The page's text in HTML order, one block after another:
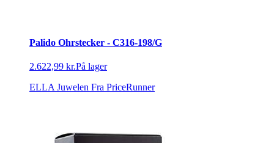
Palido Ohrstecker - C316-198/G
2.622,99 kr.På lager
ELLA Juwelen Fra PriceRunner